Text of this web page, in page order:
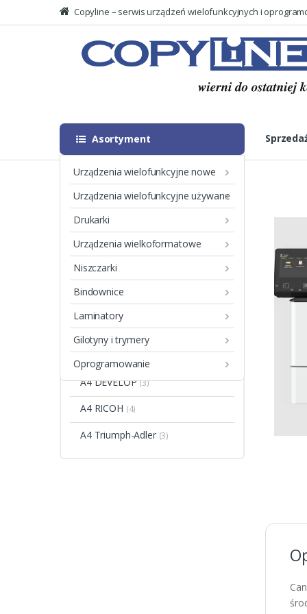
Skip
Skip
Copyline – serwis urządzeń wielofunkcyjnych i
Search
for:
Asortyment
Urządzenia wielofunkcyjne nowe
Urządzenia wielofunkcyjne używane
Drukarki
Urządzenia wielkoformatowe
Niszczarki
Bindownice
Laminatory
Gilotyny i trymery
Oprogramowanie
Show All Categories
A3 RICOH (2)
A4 BROTHER (3)
A4 CANON (7)
A4 DEVELOP (3)
A4 RICOH (4)
A4 Triumph-Adler (3)